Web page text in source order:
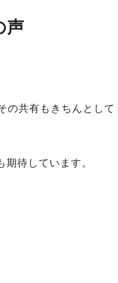
声
共有もきちんとして
待しています。